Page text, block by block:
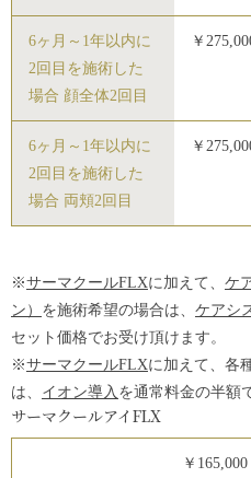
6ヶ月～1年以内に
2回目を施術した
場合 顔全体2回目
￥
6ヶ月～1年以内に
2回目を施術した
場合 両頬2回目
￥
※サーマクールFLXに加えて、 ケ
ン） を施術希望の場合は、 ケアシ
セット価格でお受け頂けます。
※サーマクールFLXに加えて、各
は、 イオン導入 を通常料金の半額
サーマクールアイFLX
￥165,000